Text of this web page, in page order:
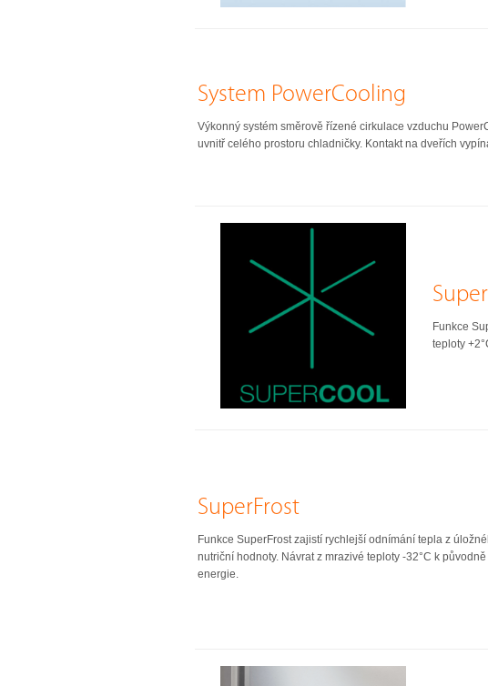
System PowerCooling
Výkonný systém směrově řízené cirkulace vzduchu
uvnitř celého prostoru chladničky. Kontakt na dveřích
Funkce
teploty
SuperFrost
Funkce SuperFrost zajistí rychlejší odnímání tepla z
nutriční hodnoty. Návrat z mrazivé teploty -32°C k
energie.